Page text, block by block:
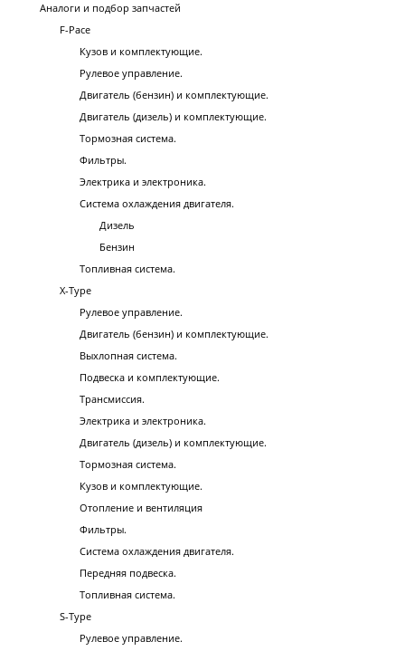
Аналоги и подбор запчастей
F-Pace
Кузов и комплектующие.
Рулевое управление.
Двигатель (бензин) и комплектующие.
Двигатель (дизель) и комплектующие.
Тормозная система.
Фильтры.
Электрика и электроника.
Система охлаждения двигателя.
Дизель
Бензин
Топливная система.
X-Type
Рулевое управление.
Двигатель (бензин) и комплектующие.
Выхлопная система.
Подвеска и комплектующие.
Трансмиссия.
Электрика и электроника.
Двигатель (дизель) и комплектующие.
Тормозная система.
Кузов и комплектующие.
Отопление и вентиляция
Фильтры.
Система охлаждения двигателя.
Передняя подвеска.
Топливная система.
S-Type
Рулевое управление.